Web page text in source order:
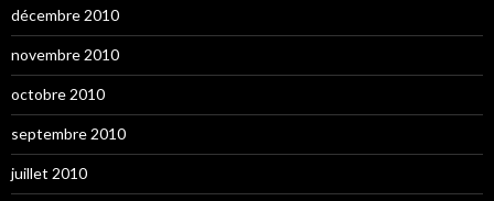
décembre 2010
novembre 2010
octobre 2010
septembre 2010
juillet 2010